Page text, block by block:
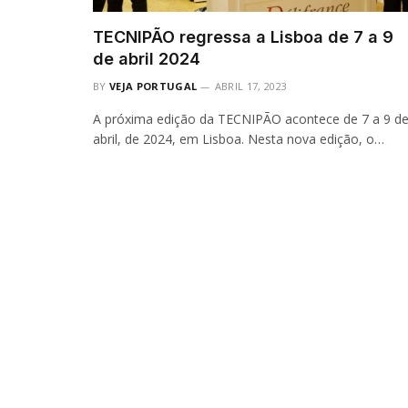
TECNIPÃO regressa a Lisboa de 7 a 9
de abril 2024
BY VEJA PORTUGAL ABRIL 17, 2023
A próxima edição da TECNIPÃO acontece de 7 a 9 de
abril, de 2024, em Lisboa. Nesta nova edição, o…